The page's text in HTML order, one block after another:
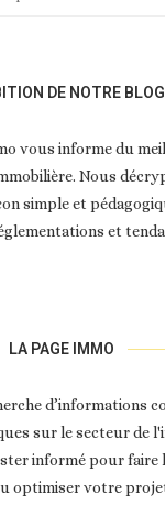
DE NOTRE BLOG
vous informe du
Nous
simple et
et
LA PAGE IMMO
d’informations
sur le secteur de
informé pour faire
optimiser votre